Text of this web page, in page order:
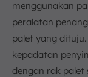
menggunakan
peralatan
palet yang
kepadatan
dengan rak palet